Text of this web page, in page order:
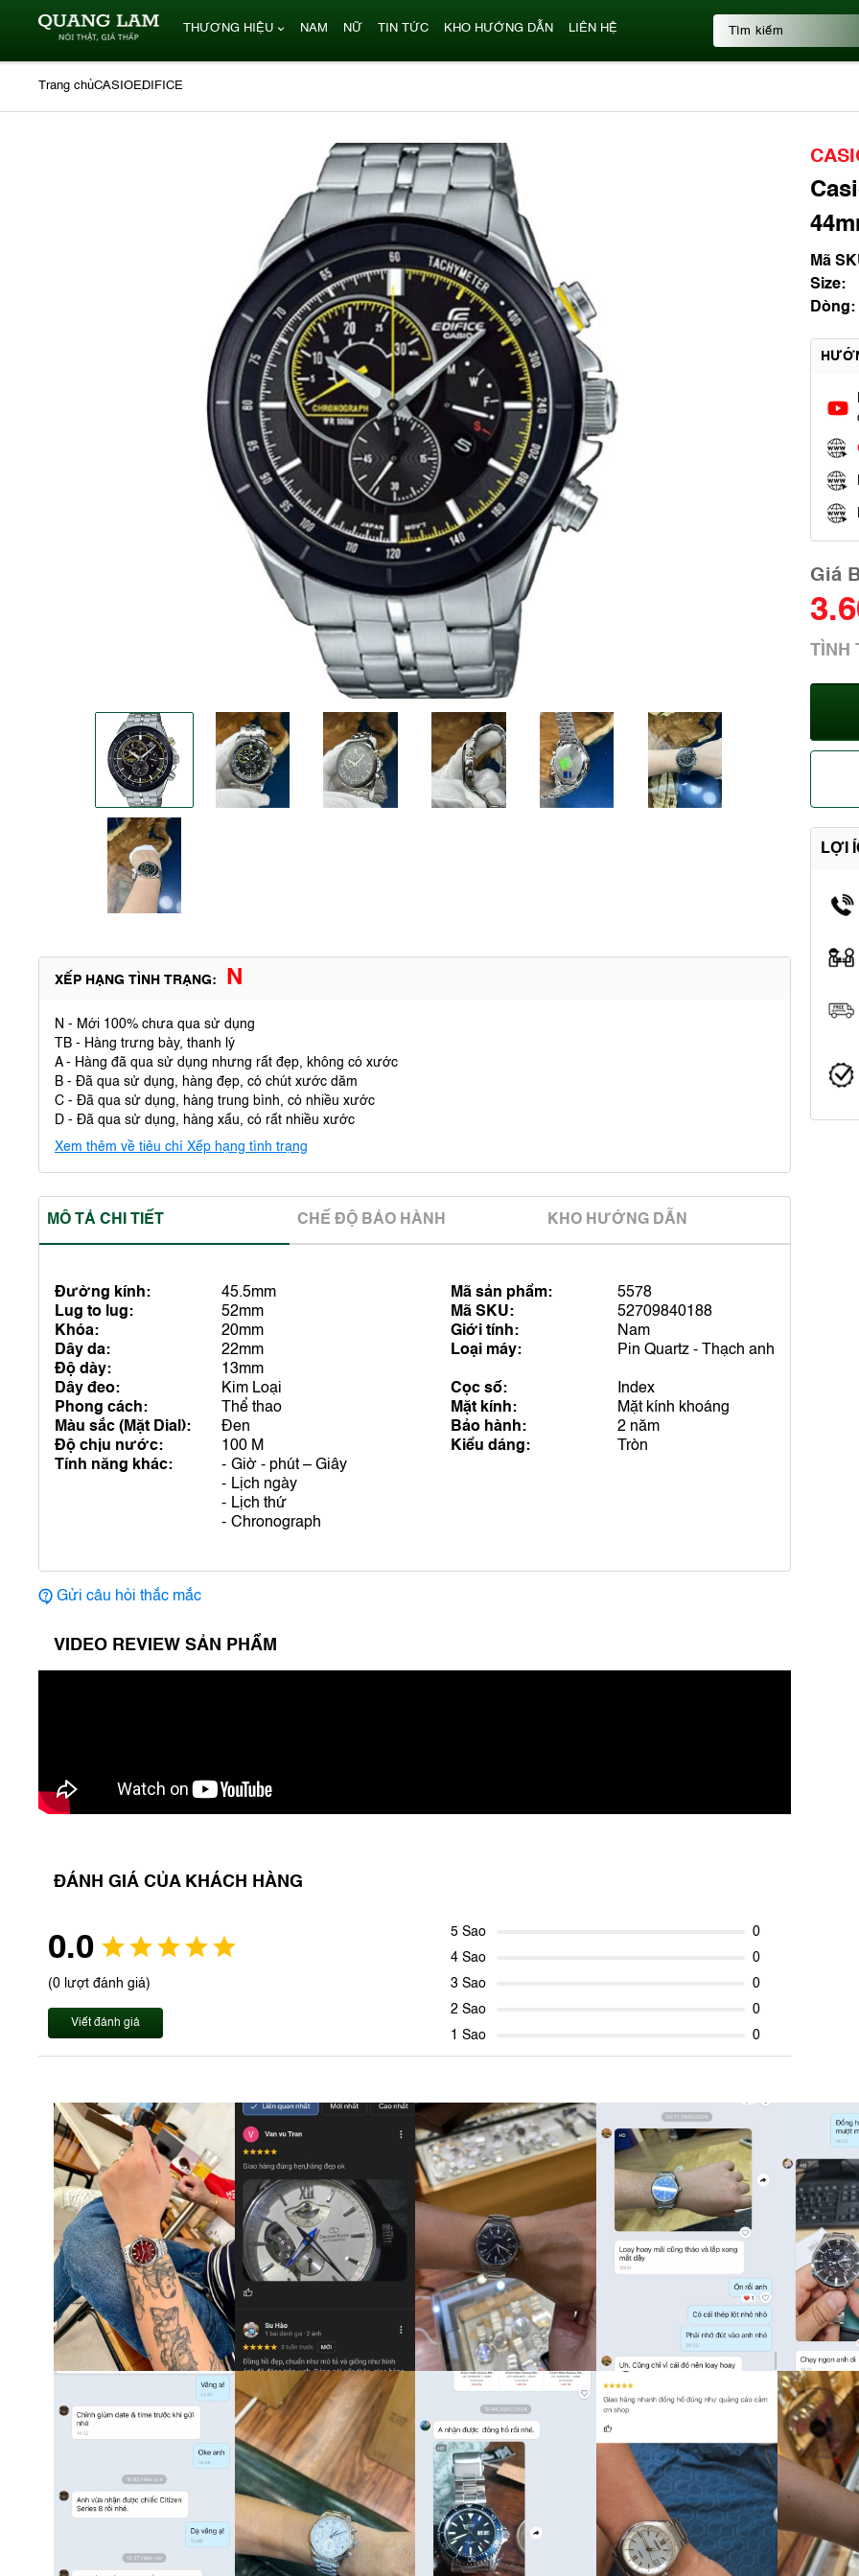
THƯƠNG HIỆU NAM NỮ TIN TỨC KHO HƯỚNG DẪN LIÊN HỆ
Trang chủCASIOEDIFICE
XẾP HẠNG TÌNH TRẠNG: N
N - Mới 100% chưa qua sử dụng
TB - Hàng trưng bày, thanh lý
A - Hàng đã qua sử dụng nhưng rất đẹp, không có xước
B - Đã qua sử dụng, hàng đẹp, có chút xước dăm
C - Đã qua sử dụng, hàng trung bình, có nhiều xước
D - Đã qua sử dụng, hàng xấu, có rất nhiều xước
Xem thêm về tiêu chí Xếp hạng tình trạng
MÔ TẢ CHI TIẾT CHẾ ĐỘ BẢO HÀNH KHO HƯỚNG DẪN
Đường kính:
45.5mm
Lug to lug:
52mm
Khóa:
20mm
Dây da:
22mm
Độ dày:
13mm
Mã sản phẩm:
5578
Mã SKU:
52709840188
Giới tính:
Nam
Loại máy:
Pin Quartz - Thạch anh
Dây đeo: Kim Loại Cọc số:
Index
Phong cách:
Thể thao Mặt kính:
Mặt kính khoáng
Màu sắc (Mặt Dial):
Đen Bảo hành:
2 năm
Độ chịu nước:
100 M Kiểu dáng:
Tròn
Tính năng khác:
Giờ - phút – Giây
Lịch ngày
Lịch thứ
Chronograph
Gửi câu hỏi thắc mắc
VIDEO REVIEW SẢN PHẨM
Mã
Size:
Dòng:
Giá
TÌNH
LỢI
ĐÁNH GIÁ CỦA KHÁCH HÀNG
0.0
(0 lượt đánh giá)
Viết đánh giá
5 Sao
0
4 Sao
0
3 Sao
0
2 Sao
0
1 Sao
0